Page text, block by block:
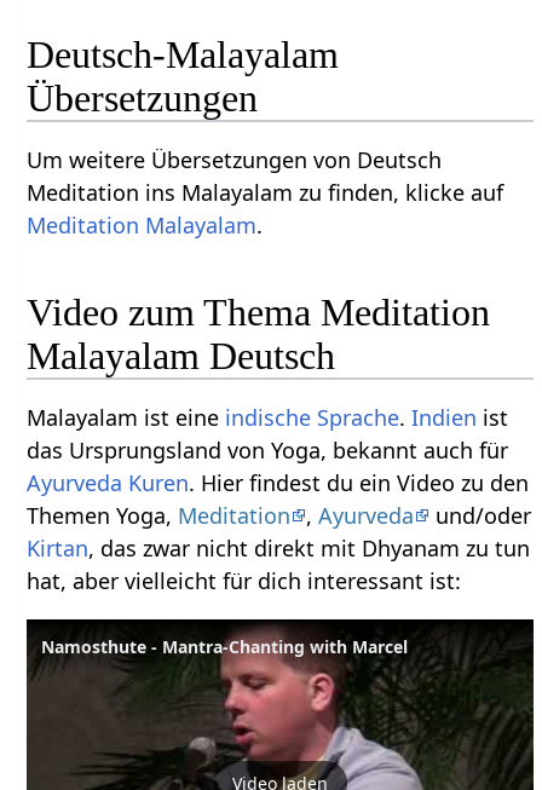
Deutsch-Malayalam
Übersetzungen
Um weitere Übersetzungen von Deutsch
Meditation ins Malayalam zu finden, klicke auf
Meditation Malayalam.
Video zum Thema Meditation
Malayalam Deutsch
Malayalam ist eine indische Sprache.Indien ist
das Ursprungsland von Yoga, bekannt auch für
Ayurveda Kuren. Hier findest du ein Video zu den
Themen Yoga, Meditation ,Ayurveda
und/oder
Kirtan, das zwar nicht direkt mit Dhyanam zu tun
hat, aber vielleicht für dich interessant ist:
Namosthute - Mantra-Chanting with Marcel
Video laden